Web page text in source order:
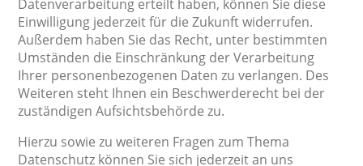
Datenverarbeitung erteilt haben, können Sie diese
Einwilligung jederzeit für die Zukunft widerrufen.
Außerdem haben Sie das Recht, unter bestimmten
Umständen die Einschränkung der Verarbeitung
Ihrer personenbezogenen Daten zu verlangen. Des
Weiteren steht Ihnen ein Beschwerderecht bei der
zuständigen Aufsichtsbehörde zu.
Hierzu sowie zu weiteren Fragen zum Thema
Datenschutz können Sie sich jederzeit an uns